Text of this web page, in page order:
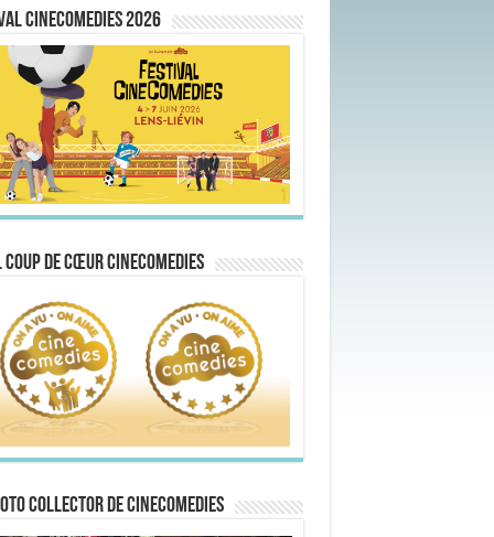
CINECOMEDIES 2026
de Cœur CineComedies
collector de CineComedies